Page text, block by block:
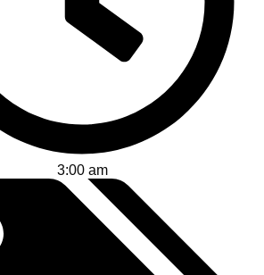
3:00 am